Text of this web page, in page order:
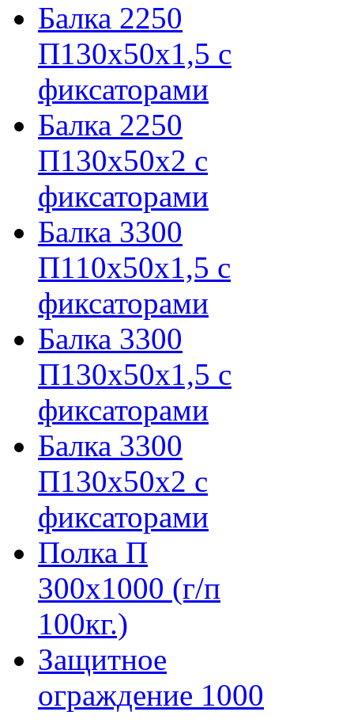
Балка 2250
П130х50х1,5 с
фиксаторами
Балка 2250
П130х50х2 с
фиксаторами
Балка 3300
П110х50х1,5 с
фиксаторами
Балка 3300
П130х50х1,5 с
фиксаторами
Балка 3300
П130х50х2 с
фиксаторами
Полка П
300х1000 (г/п
100кг.)
Защитное
ограждение 1000